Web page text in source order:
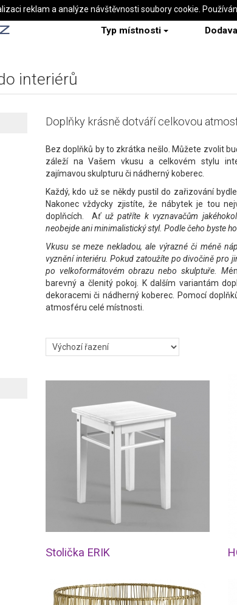
Typ místnosti
interiérů
Doplňky krásně dotváří celkovou
Bez doplňků by to zkrátka nešlo. Můžete zvolit
záleží na Vašem vkusu a celkovém stylu
zajímavou skulpturu či nádherný koberec.
Každý, kdo už se někdy pustil do zařizování
Nakonec vždycky zjistíte, že nábytek je tou
doplňcích. Ať už patříte k vyznavačům
neobejde ani minimalistický styl. Podle čeho byste
Vkusu se meze nekladou, ale výrazné či méně
vyznění interiéru. Pokud zatoužíte po divočině pro
po velkoformátovém obrazu nebo skulptuře. M
barevný a členitý pokoj. K dalším variantám
dekoracemi či nádherný koberec. Pomocí
atmosféru celé místnosti.
Stolička ERIK
reklam a analýze návštěvnosti soubory cookie.